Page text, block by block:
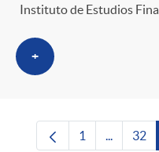
Instituto de Estudios
+
Página
1 ...Páginas
32